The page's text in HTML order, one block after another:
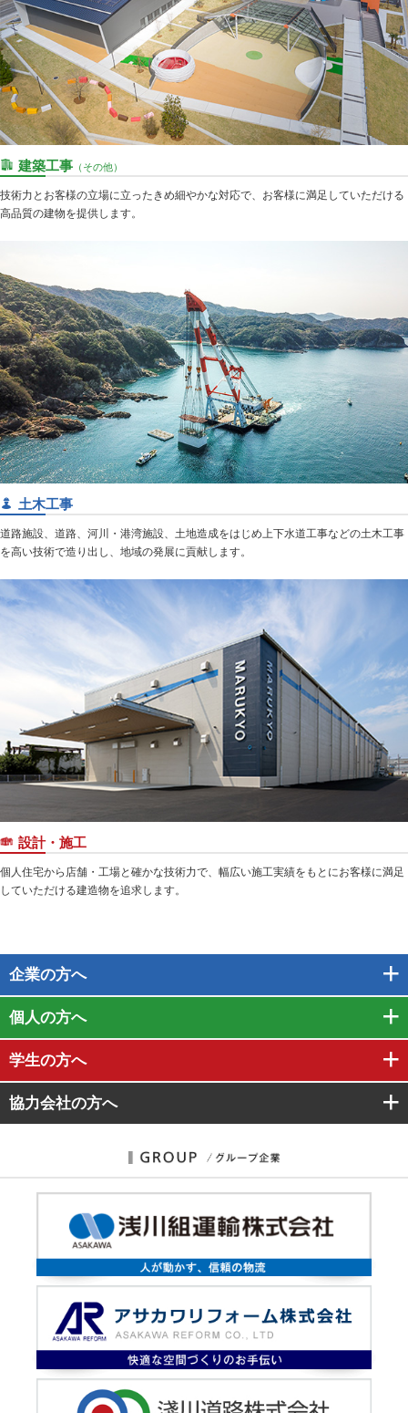
建築工事 （その他）
技術力とお客様の立場に立ったきめ細やかな対応で、お客様に満足していただける
高品質の建物を提供します。
土木工事
道路施設、道路、河川・港湾施設、土地造成をはじめ上下水道工事などの土木工事
を高い技術で造り出し、地域の発展に貢献します。
設計・施工
個人住宅から店舗・工場と確かな技術力で、幅広い施工実績をもとにお客様に満足
していただける建造物を追求します。
企業の方へ
個人の方へ
学生の方へ
協力会社の方へ